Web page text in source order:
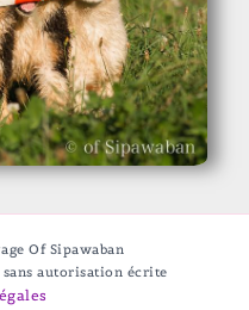
Of Sipawaban
autorisation écrite